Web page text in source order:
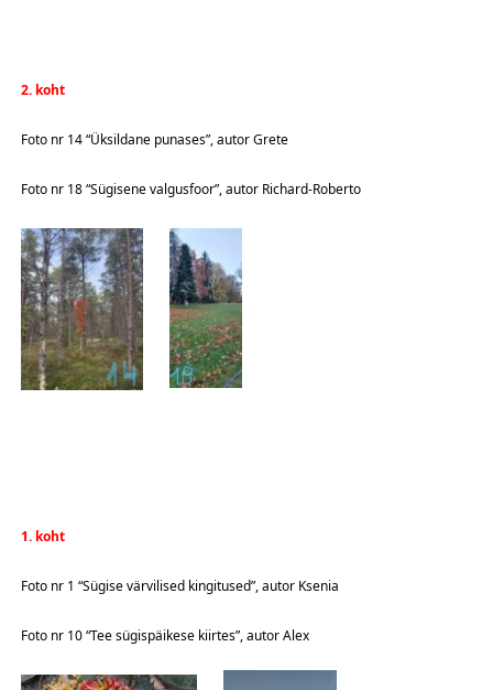
2. koht
Foto nr 14 “Üksildane punases”, autor Grete
Foto nr 18 “Sügisene valgusfoor”, autor Richard-Roberto
1. koht
Foto nr 1 “Sügise värvilised kingitused”, autor Ksenia
Foto nr 10 “Tee sügispäikese kiirtes”, autor Alex